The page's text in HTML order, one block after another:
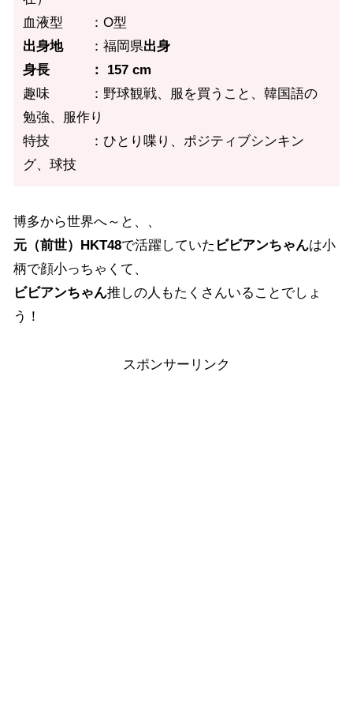
血液型 ：O型
出身地：福岡県出身
身長 ： 157 cm
趣味 ：野球観戦、服を買うこと、韓国語の
勉強、服作り
特技 ：ひとり喋り、ポジティブシンキン
グ、球技
博多から世界へ～と、、
元（前世）HKT48で活躍していた ビビアンちゃんは小
柄で顔小っちゃくて、
ビビアンちゃん推しの人もたくさんいることでしょ
う！
スポンサーリンク